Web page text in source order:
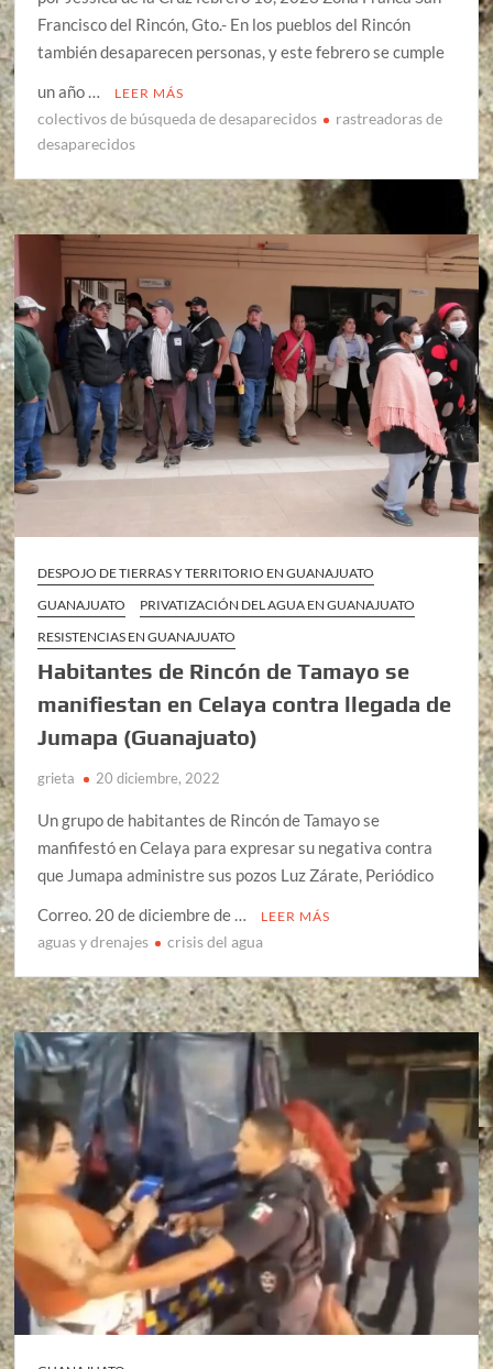
Francisco del Rincón, Gto.- En los pueblos del Rincón
también desaparecen personas, y este febrero se cumple
un año …
LEER MÁS
colectivos de búsqueda de desaparecidos
rastreadoras de
desaparecidos
DESPOJO DE TIERRAS Y TERRITORIO EN GUANAJUATO
GUANAJUATO
PRIVATIZACIÓN DEL AGUA EN GUANAJUATO
RESISTENCIAS EN GUANAJUATO
Habitantes de Rincón de Tamayo se
manifiestan en Celaya contra llegada de
Jumapa (Guanajuato)
grieta 20 diciembre, 2022
Un grupo de habitantes de Rincón de Tamayo se
manfifestó en Celaya para expresar su negativa contra
que Jumapa administre sus pozos Luz Zárate, Periódico
Correo. 20 de diciembre de …
LEER MÁS
aguas y drenajes crisis del agua